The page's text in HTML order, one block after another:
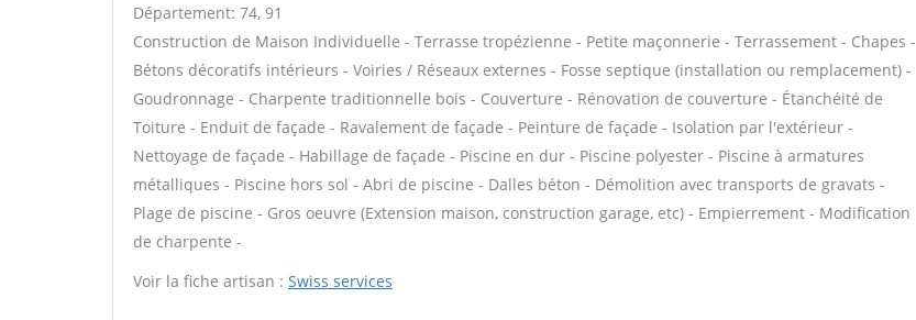
Département: 74, 91
Construction de Maison Individuelle - Terrasse tropézienne - Petite maçonnerie - Terrassement - Chapes -
Bétons décoratifs intérieurs - Voiries / Réseaux externes - Fosse septique (installation ou remplacement) -
Goudronnage - Charpente traditionnelle bois - Couverture - Rénovation de couverture - Étanchéité de
Toiture - Enduit de façade - Ravalement de façade - Peinture de façade - Isolation par l'extérieur -
Nettoyage de façade - Habillage de façade - Piscine en dur - Piscine polyester - Piscine à armatures
métalliques - Piscine hors sol - Abri de piscine - Dalles béton - Démolition avec transports de gravats -
Plage de piscine - Gros oeuvre (Extension maison, construction garage, etc) - Empierrement - Modification
de charpente -
Voir la fiche artisan : Swiss services